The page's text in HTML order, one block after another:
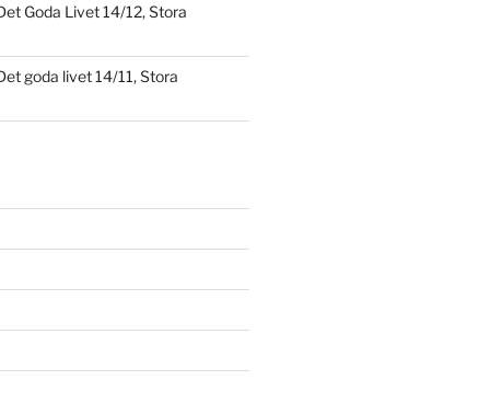
Goda Livet 14/12, Stora
goda livet 14/11, Stora